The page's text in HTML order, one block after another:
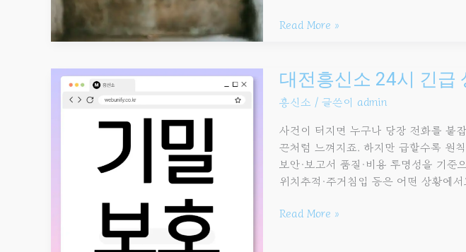
확보
Read More »
대전흥신소 24시 긴급
흥신소 / 글쓴이 admin
사건이 터지면 누구나 당장 전화를 붙
끈처럼 느껴지죠. 하지만 급할수록 원
보안·보고서 품질·비용 투명성을 기준
위치추적·주거침입 등은 어떤 상황에
대전흥신소
24시
긴급
상담
전
꼭
알아둘
Read More »